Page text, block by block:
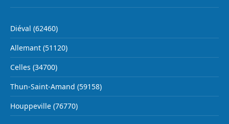
Diéval (62460)
Allemant (51120)
Celles (34700)
Thun-Saint-Amand (59158)
Houppeville (76770)